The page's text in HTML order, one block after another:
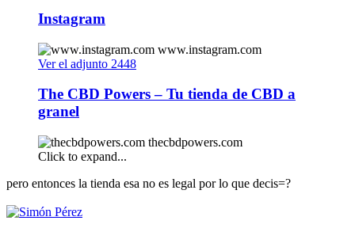
Instagram
www.instagram.com
Ver el adjunto 2448
The CBD Powers – Tu tienda de CBD a
granel
thecbdpowers.com
Click to expand...
pero entonces la tienda esa no es legal por lo que decis=?